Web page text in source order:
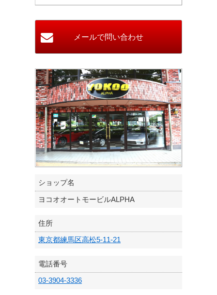
ショップ名
ヨコオオートモービルALPHA
住所
東京都練馬区高松5-11-21
電話番号
03-3904-3336